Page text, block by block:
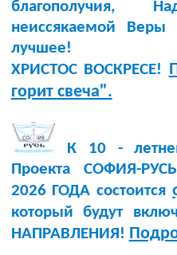
благополучия,
неиссякаемой
лучшее!
ХРИСТОС ВОСКРЕСЕ!
горит свеча".
К 10 -
Проекта СОФИЯ-
2026 ГОДА состоится
который будут
НАПРАВЛЕНИЯ!